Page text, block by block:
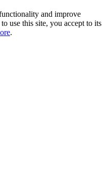
and improve
use this site, you accept to its
.